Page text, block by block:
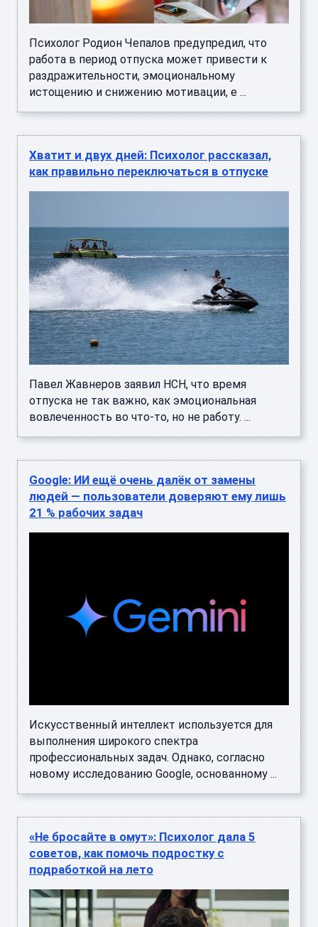
Психолог Родион Чепалов предупредил, что
работа в период отпуска может привести к
раздражительности, эмоциональному
истощению и снижению мотивации, е ...
Хватит и двух дней: Психолог рассказал,
как правильно переключаться в отпуске
Павел Жавнеров заявил НСН, что время
отпуска не так важно, как эмоциональная
вовлеченность во что-то, но не работу. ...
Google: ИИ ещё очень далёк от замены
людей — пользователи доверяют ему лишь
21 % рабочих задач
Искусственный интеллект используется для
выполнения широкого спектра
профессиональных задач. Однако, согласно
новому исследованию Google, основанному ...
«Не бросайте в омут»: Психолог дала 5
советов, как помочь подростку с
подработкой на лето